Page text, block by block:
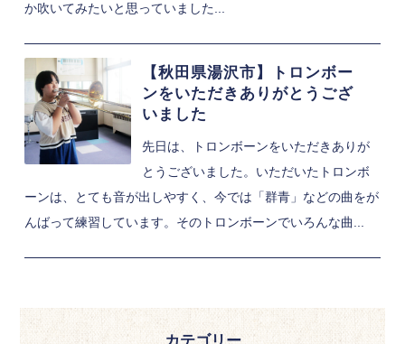
か吹いてみたいと思っていました...
【秋田県湯沢市】トロンボー
ンをいただきありがとうござ
いました
先日は、トロンボーンをいただきありが
とうございました。いただいたトロンボ
ーンは、とても音が出しやすく、今では「群青」などの曲をが
んばって練習しています。そのトロンボーンでいろんな曲...